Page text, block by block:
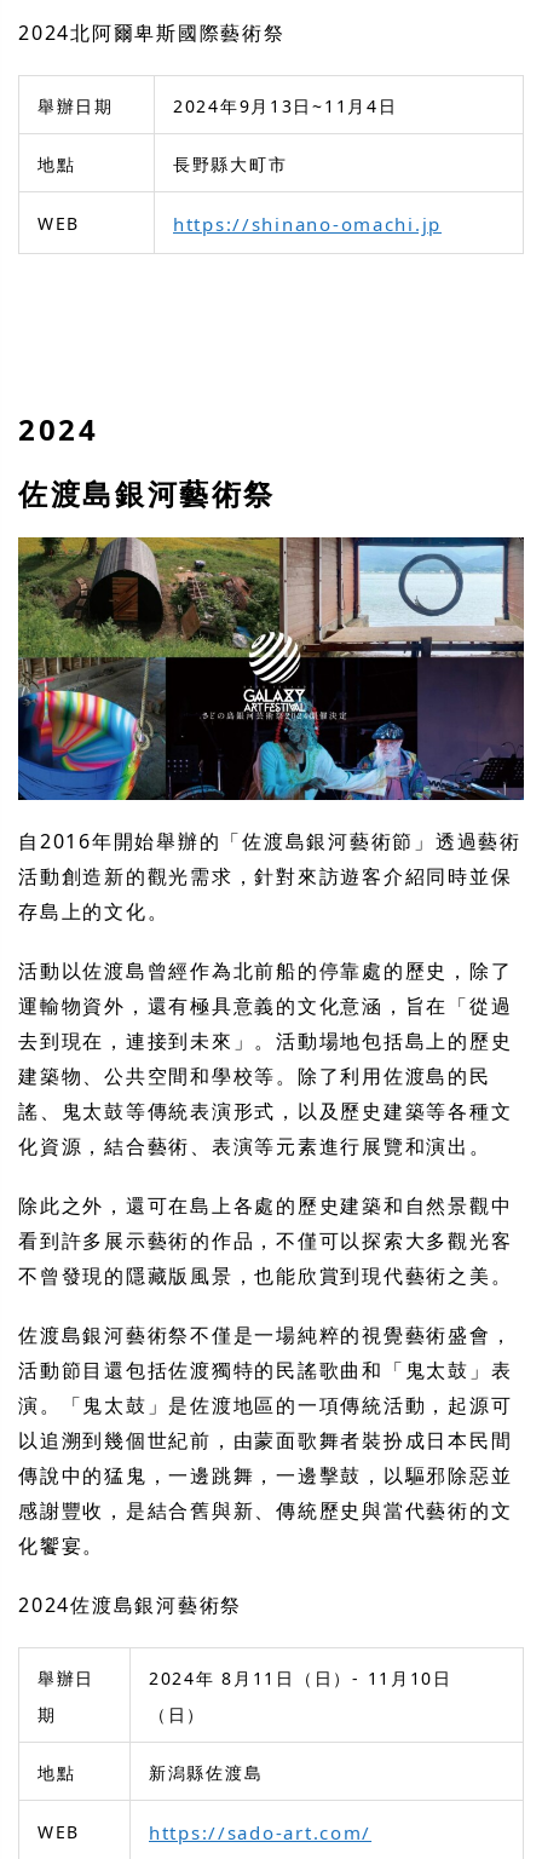
2024北阿爾卑斯國際藝術祭
舉辦日期 2024年9月13日~11月4日
地點 長野縣大町市
WEB https://shinano-omachi.jp
2024
佐渡島銀河藝術祭
自2016年開始舉辦的「佐渡島銀河藝術節」透過藝術
活動創造新的觀光需求，針對來訪遊客介紹同時並保
存島上的文化。
活動以佐渡島曾經作為北前船的停靠處的歷史，除了
運輸物資外，還有極具意義的文化意涵，旨在「從過
去到現在，連接到未來」。活動場地包括島上的歷史
建築物、公共空間和學校等。除了利用佐渡島的民
謠、鬼太鼓等傳統表演形式，以及歷史建築等各種文
化資源，結合藝術、表演等元素進行展覽和演出。
除此之外，還可在島上各處的歷史建築和自然景觀中
看到許多展示藝術的作品，不僅可以探索大多觀光客
不曾發現的隱藏版風景，也能欣賞到現代藝術之美。
佐渡島銀河藝術祭不僅是一場純粹的視覺藝術盛會，
活動節目還包括佐渡獨特的民謠歌曲和「鬼太鼓」表
演。「鬼太鼓」是佐渡地區的一項傳統活動，起源可
以追溯到幾個世紀前，由蒙面歌舞者裝扮成日本民間
傳說中的猛鬼，一邊跳舞，一邊擊鼓，以驅邪除惡並
感謝豐收，是結合舊與新、傳統歷史與當代藝術的文
化饗宴。
2024佐渡島銀河藝術祭
舉辦日
期
2024年 8月11日（日）- 11月10日
（日）
地點 新潟縣佐渡島
WEB https://sado-art.com/